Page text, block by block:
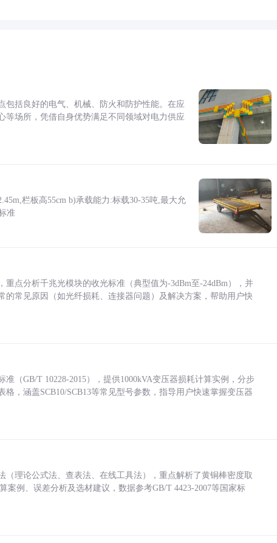
包括良好的电气、机械、防火和防护性能。在应
等场所，凭借自身优势满足不同领域对电力供应
栏板高55cm b)承载能力:标载30-35吨,最大允
准
点分析千兆光模块的收光标准（典型值为-3dBm至-24dBm），并
常见原因（如光纤损耗、连接器问题）及解决方案，帮助用户快
（GB/T 10228-2015），提供1000kVA变压器损耗计算实例，分步
，涵盖SCB10/SCB13等常见型号参数，指导用户快速掌握变压器
理论公式法、查表法、在线工具法），重点解析了黄铜棒密度取
案例、误差分析及选材建议，数据参考GB/T 4423-2007等国家标